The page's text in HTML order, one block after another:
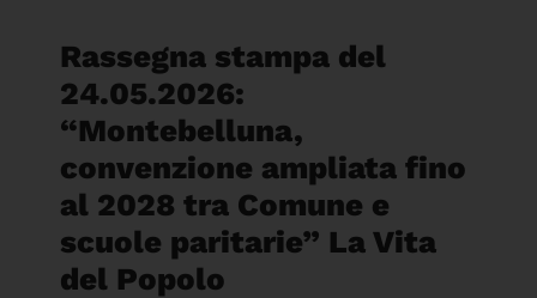
Rassegna stampa del
24.05.2026:
“Montebelluna,
convenzione ampliata fino
al 2028 tra Comune e
scuole paritarie” La Vita
del Popolo